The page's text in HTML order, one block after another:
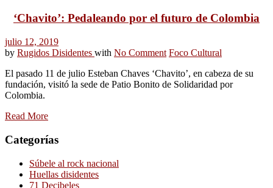
‘Chavito’: Pedaleando por el futuro de Colombia
julio 12, 2019
by Rugidos Disidentes with No Comment Foco Cultural
El pasado 11 de julio Esteban Chaves ‘Chavito’, en cabeza de su
fundación, visitó la sede de Patio Bonito de Solidaridad por
Colombia.
Read More
Categorías
Súbele al rock nacional
Huellas disidentes
71 Decibeles